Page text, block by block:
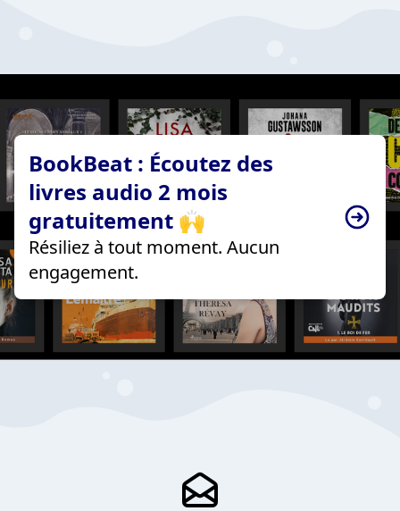
BookBeat : Écoutez des
livres audio 2 mois
gratuitement 🙌
Résiliez à tout moment. Aucun
engagement.